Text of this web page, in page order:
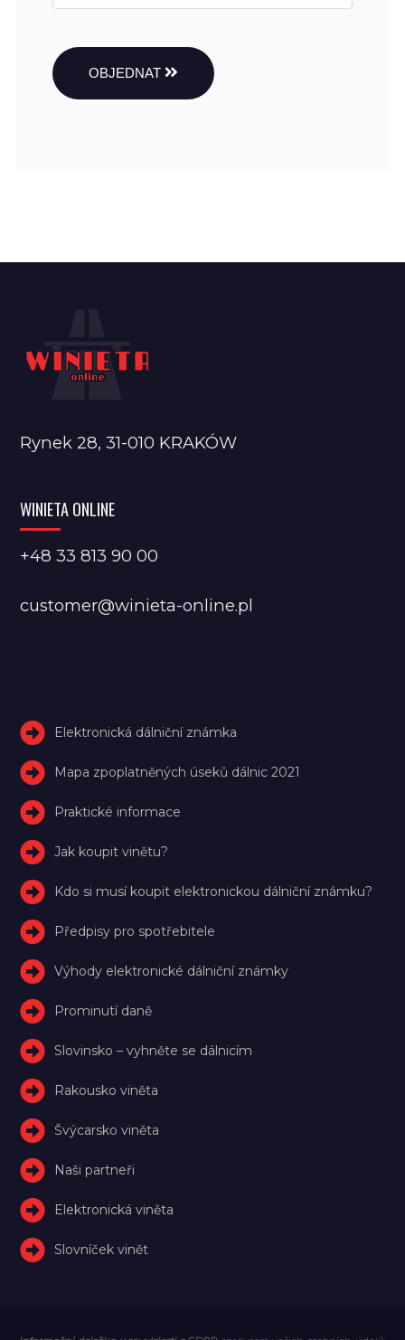
OBJEDNAT
Rynek 28, 31-010 KRAKÓW
WINIETA ONLINE
+48 33 813 90 00
customer@winieta-online.pl
Elektronická dálniční známka
Mapa zpoplatněných úseků dálnic 2021
Praktické informace
Jak koupit vinětu?
Kdo si musí koupit elektronickou dálniční známku?
Předpisy pro spotřebitele
Výhody elektronické dálniční známky
Prominutí daně
Slovinsko – vyhněte se dálnicím
Rakousko viněta
Švýcarsko viněta
Naši partneři
Elektronická viněta
Slovníček vinět